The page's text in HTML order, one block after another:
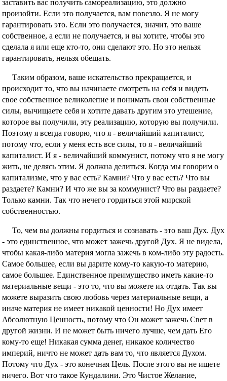
заставить вас получить самореализацию, это должно
произойти. Если это получается, вам повезло. Я не могу
гарантировать это. Если это получается, значит, это ваше
собственное, а если не получается, и вы хотите, чтобы это
сделала я или еще кто-то, они сделают это. Но это нельзя
гарантировать, нельзя обещать.
Таким образом, ваше искательство прекращается, и
происходит то, что вы начинаете смотреть на себя и видеть
свое собственное великолепие и понимать свои собственные
силы, вычищаете себя и хотите давать другим это утешение,
которое вы получили, эту реализацию, которую вы получили.
Поэтому я всегда говорю, что я - величайший капиталист,
потому что, если у меня есть все силы, то я - величайший
капиталист. И я - величайший коммунист, потому что я не могу
жить, не делясь этим. Я должна делиться. Когда мы говорим о
капитализме, что у вас есть? Камни? Что у вас есть? Что вы
раздаете? Камни? И что же вы за коммунист? Что вы раздаете?
Только камни. Так что нечего гордиться этой мирской
собственностью.
То, чем вы должны гордиться и сознавать - это ваш Дух. Дух
- это единственное, что может зажечь другой Дух. Я не видела,
чтобы какая-либо материя могла зажечь в ком-либо эту радость.
Самое большее, если вы дарите кому-то какую-то материю,
самое большее. Единственное преимущество иметь какие-то
материальные вещи - это то, что вы можете их отдать. Так вы
можете выразить свою любовь через материальные вещи, а
иначе материя не имеет никакой ценности! Но Дух имеет
Абсолютную Ценность, потому что Он может зажечь Свет в
другой жизни. И не может быть ничего лучше, чем дать Его
кому-то еще! Никакая сумма денег, никакое количество
империй, ничто не может дать вам то, что является Духом.
Потому что Дух - это конечная Цель. После этого вы не ищете
ничего. Вот что такое Кундалини. Это Чистое Желание,